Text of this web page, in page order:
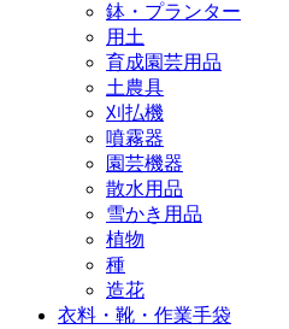
鉢・プランター
用土
育成園芸用品
土農具
刈払機
噴霧器
園芸機器
散水用品
雪かき用品
植物
種
造花
衣料・靴・作業手袋